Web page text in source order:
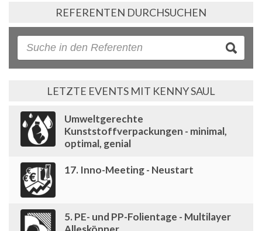
REFERENTEN DURCHSUCHEN
LETZTE EVENTS MIT KENNY SAUL
Umweltgerechte
Kunststoffverpackungen - minimal,
optimal, genial
17. Inno-Meeting - Neustart
5. PE- und PP-Folientage - Multilayer